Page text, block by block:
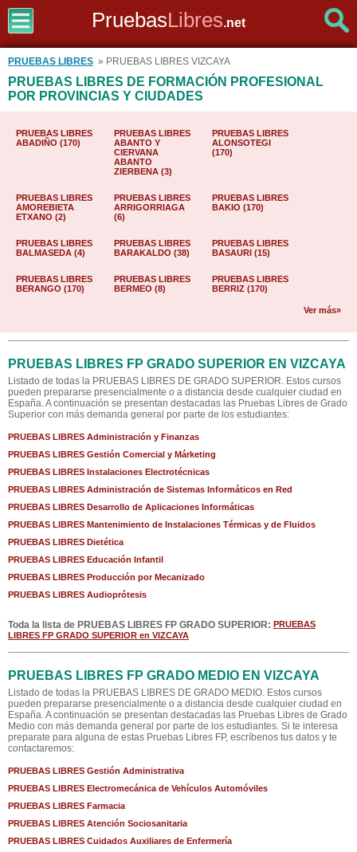
PruebasLibres.net
PRUEBAS LIBRES » PRUEBAS LIBRES VIZCAYA
PRUEBAS LIBRES DE FORMACIÓN PROFESIONAL
POR PROVINCIAS Y CIUDADES
PRUEBAS LIBRES
ABADIÑO (170)
PRUEBAS LIBRES
ABANTO Y
CIERVANA
ABANTO
ZIERBENA (3)
PRUEBAS LIBRES
ALONSOTEGI
(170)
PRUEBAS LIBRES
AMOREBIETA
ETXANO (2)
PRUEBAS LIBRES
ARRIGORRIAGA
(6)
PRUEBAS LIBRES
BAKIO (170)
PRUEBAS LIBRES
BALMASEDA (4)
PRUEBAS LIBRES
BARAKALDO (38)
PRUEBAS LIBRES
BASAURI (15)
PRUEBAS LIBRES
BERANGO (170)
PRUEBAS LIBRES
BERMEO (8)
PRUEBAS LIBRES
BERRIZ (170)
Ver más»
PRUEBAS LIBRES FP GRADO SUPERIOR EN VIZCAYA
Listado de todas la PRUEBAS LIBRES DE GRADO SUPERIOR. Estos cursos
pueden prepararse presencialmente o a distancia desde cualquier ciudad en
España. A continuación se presentan destacadas las Pruebas Libres de Grado
Superior con más demanda general por parte de los estudiantes:
PRUEBAS LIBRES Administración y Finanzas
PRUEBAS LIBRES Gestión Comercial y Márketing
PRUEBAS LIBRES Instalaciones Electrotécnicas
PRUEBAS LIBRES Administración de Sistemas Informáticos en Red
PRUEBAS LIBRES Desarrollo de Aplicaciones Informáticas
PRUEBAS LIBRES Mantenimiento de Instalaciones Térmicas y de Fluidos
PRUEBAS LIBRES Dietética
PRUEBAS LIBRES Educación Infantil
PRUEBAS LIBRES Producción por Mecanizado
PRUEBAS LIBRES Audioprótesis
Toda la lista de PRUEBAS LIBRES FP GRADO SUPERIOR: PRUEBAS
LIBRES FP GRADO SUPERIOR en VIZCAYA
PRUEBAS LIBRES FP GRADO MEDIO EN VIZCAYA
Listado de todas la PRUEBAS LIBRES DE GRADO MEDIO. Estos cursos
pueden prepararse presencialmente o a distancia desde cualquier ciudad en
España. A continuación se presentan destacadas las Pruebas Libres de Grado
Medio con más demanda general por parte de los estudiantes. Si te interesa
preparate para alguna de estas Pruebas Libres FP, escríbenos tus datos y te
contactaremos:
PRUEBAS LIBRES Gestión Administrativa
PRUEBAS LIBRES Electromecánica de Vehículos Automóviles
PRUEBAS LIBRES Farmacia
PRUEBAS LIBRES Atención Sociosanitaria
PRUEBAS LIBRES Cuidados Auxiliares de Enfermería